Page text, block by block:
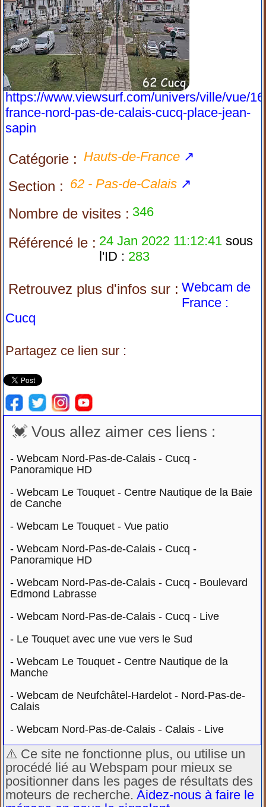
https://www.viewsurf.com/univers/ville/vue/
france-nord-pas-de-calais-cucq-place-jean-
sapin
Catégorie : Hauts-de-France ↗
Section : 62 - Pas-de-Calais ↗
Nombre de visites : 346
Référencé le : 24 Jan 2022 11:12:41 sous
l'ID : 283
Retrouvez plus d'infos sur : Webcam de
France :
Cucq
Partagez ce lien sur :
💓 Vous allez aimer ces liens :
-Webcam Nord-Pas-de-Calais - Cucq -
Panoramique HD
-Webcam Le Touquet - Centre Nautique de la Baie
de Canche
-Webcam Le Touquet - Vue patio
-Webcam Nord-Pas-de-Calais - Cucq -
Panoramique HD
-Webcam Nord-Pas-de-Calais - Cucq - Boulevard
Edmond Labrasse
-Webcam Nord-Pas-de-Calais - Cucq - Live
- Le Touquet avec une vue vers le Sud
-Webcam Le Touquet - Centre Nautique de la
Manche
-Webcam de Neufchâtel-Hardelot - Nord-Pas-de-
Calais
-Webcam Nord-Pas-de-Calais - Calais - Live
⚠️ Ce site ne fonctionne plus, ou utilise un
procédé lié au Webspam pour mieux se
positionner dans les pages de résultats des
moteurs de recherche.Aidez-nous à faire le